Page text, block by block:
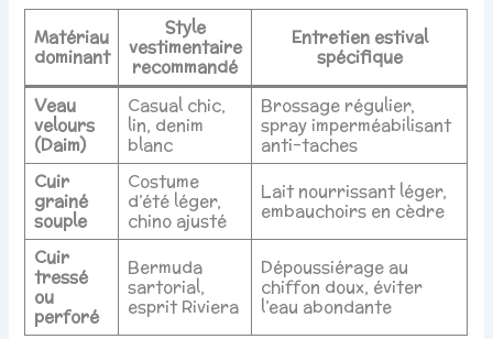
Matériau
dominant
Style
vestimentaire
recommandé
Entretien estival
spécifique
Veau
velours
(Daim)
Casual chic,
lin, denim
blanc
Brossage régulier,
spray imperméabilisant
anti-taches
Cuir
grainé
souple
Costume
d’été léger,
chino ajusté
Lait nourrissant léger,
embauchoirs en cèdre
Cuir
tressé
ou
perforé
Bermuda
sartorial,
esprit Riviera
Dépoussiérage au
chiffon doux, éviter
l’eau abondante